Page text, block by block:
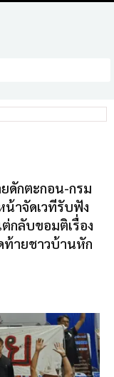
ดักตะกอน-กรม
น้าจัดเวทีรับฟัง
กลับขอมติเรื่อง
ท้ายชาวบ้านหัก